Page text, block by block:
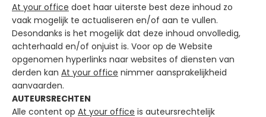
At your office doet haar uiterste best deze inhoud zo
vaak mogelijk te actualiseren en/of aan te vullen.
Desondanks is het mogelijk dat deze inhoud onvolledig,
achterhaald en/of onjuist is. Voor op de Website
opgenomen hyperlinks naar websites of diensten van
derden kan At your office nimmer aansprakelijkheid
aanvaarden.
AUTEURSRECHTEN
Alle content op At your office is auteursrechtelijk